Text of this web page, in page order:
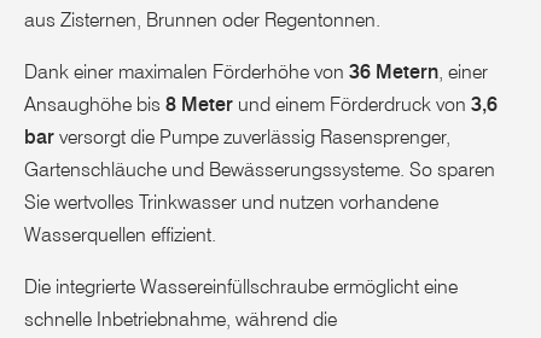
aus Zisternen, Brunnen oder Regentonnen.
Dank einer maximalen Förderhöhe von 36 Metern , einer
Ansaughöhe bis 8 Meter und einem Förderdruck von 3,6
bar versorgt die Pumpe zuverlässig Rasensprenger,
Gartenschläuche und Bewässerungssysteme. So sparen
Sie wertvolles Trinkwasser und nutzen vorhandene
Wasserquellen effizient.
Die integrierte Wassereinfüllschraube ermöglicht eine
schnelle Inbetriebnahme, während die